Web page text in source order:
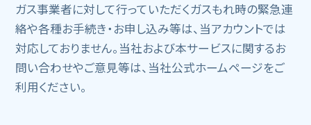
ガス事業者に対して行っていただくガスもれ時の緊急連
絡や各種お手続き・お申し込み等は、当アカウントでは
対応しておりません。当社および本サービスに関するお
問い合わせやご意見等は、当社公式ホームページをご
利用ください。